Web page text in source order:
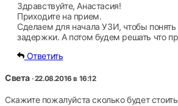
Здравствуйте, Анастасия!
Приходите на прием.
Сделаем для начала УЗИ, чтобы
задержки. А потом будем решать что
Ответить
Света · 22.08.2016 в 16:12
Скажите пожалуйста сколько будет